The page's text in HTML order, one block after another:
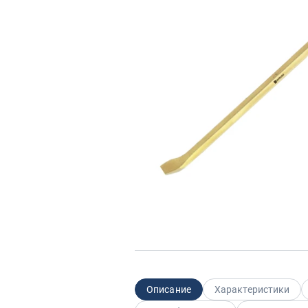
Описание
Характеристики